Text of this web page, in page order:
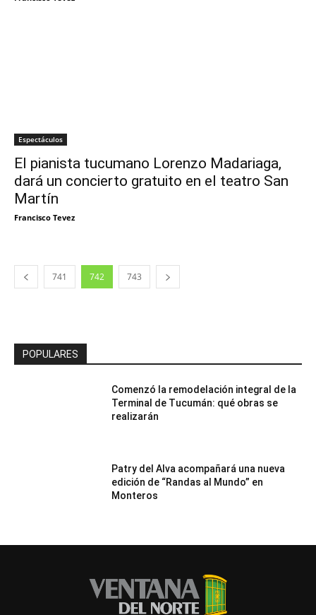
Espectáculos
El pianista tucumano Lorenzo Madariaga,
dará un concierto gratuito en el teatro San
Martín
Francisco Tevez
741 742 743
POPULARES
Comenzó la remodelación integral de la
Terminal de Tucumán: qué obras se
realizarán
Patry del Alva acompañará una nueva
edición de “Randas al Mundo” en
Monteros